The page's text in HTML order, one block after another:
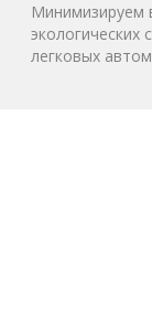
Минимизируем
легковых